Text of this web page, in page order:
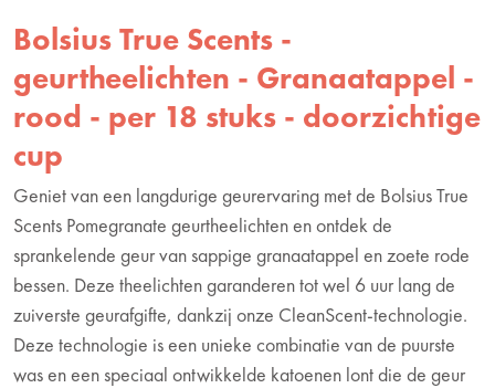
Bolsius True Scents -
geurtheelichten - Granaatappel -
rood - per 18 stuks - doorzichtige
cup
Geniet van een langdurige geurervaring met de Bolsius True
Scents Pomegranate geurtheelichten en ontdek de
sprankelende geur van sappige granaatappel en zoete rode
bessen. Deze theelichten garanderen tot wel 6 uur lang de
zuiverste geurafgifte, dankzij onze CleanScent-technologie.
Deze technologie is een unieke combinatie van de puurste
was en een speciaal ontwikkelde katoenen lont die de geur